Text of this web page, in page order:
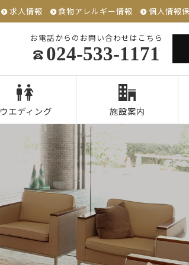
求人情報 食物アレルギー情報 個人情報
お電話からのお問い合わせはこちら
024-533-1171
ウエディング 施設案内